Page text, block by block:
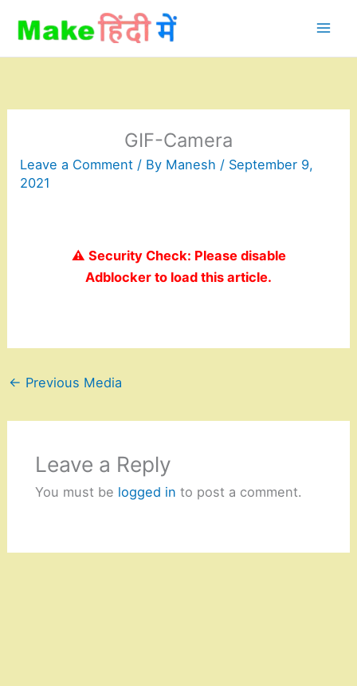
content
GIF-Camera
Leave a Comment / By Manesh / September 9,
2021
⚠️ Security Check: Please disable
Adblocker to load this article.
← Previous Media
Leave a Reply
You must be logged in to post a comment.